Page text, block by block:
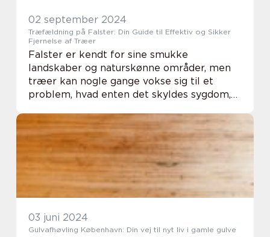
02 september 2024
Træfældning på Falster: Din Guide til Effektiv og Sikker
Fjernelse af Træer
Falster er kendt for sine smukke
landskaber og naturskønne områder, men
træer kan nogle gange vokse sig til et
problem, hvad enten det skyldes sygdom,
Træfældning er en nødvendig...
03 juni 2024
Gulvafhøvling København: Din vej til nyt liv i gamle gulve